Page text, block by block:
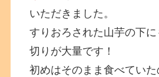
いただきました。
すりおろされた山芋の下
切りが大量です！
初めはそのまま食べていた